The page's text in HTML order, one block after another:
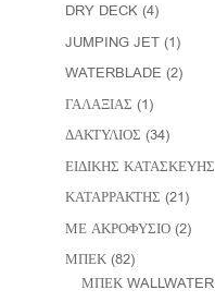
DRY DECK (4)
JUMPING JET (1)
WATERBLADE (2)
ΓΑΛΑΞΙΑΣ (1)
ΔΑΚΤΥΛΙΟΣ (34)
ΕΙΔΙΚΗΣ ΚΑΤΑΣΚΕΥΗΣ
ΚΑΤΑΡΡΑΚΤΗΣ (21)
ΜΕ ΑΚΡΟΦΥΣΙΟ (2)
ΜΠΕΚ (82)
ΜΠΕΚ WALLWATER